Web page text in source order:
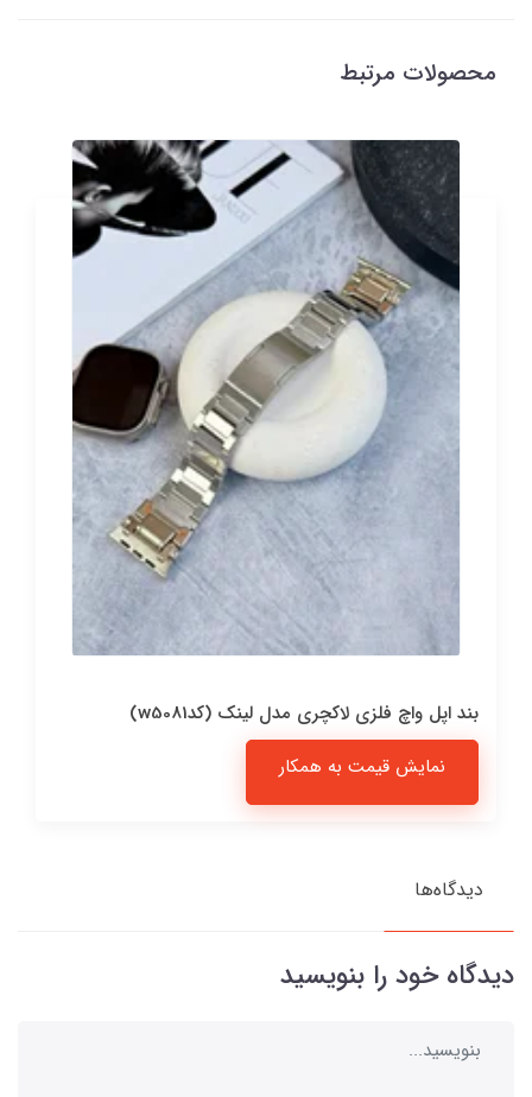
محصولات مرتبط
بند اپل واچ فلزی لاکچری مدل لینک (کدw5081)
نمایش قیمت به همکار
دیدگاه‌ها
دیدگاه خود را بنویسید